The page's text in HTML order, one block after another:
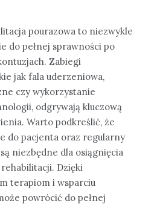
pourazowa to niezwykle
do pełnej sprawności po
Zabiegi
jak fala uderzeniowa,
czy wykorzystanie
odgrywają kluczową
Warto podkreślić, że
do pacjenta oraz regularny
niezbędne dla osiągnięcia
Dzięki
terapiom i wsparciu
powrócić do pełnej